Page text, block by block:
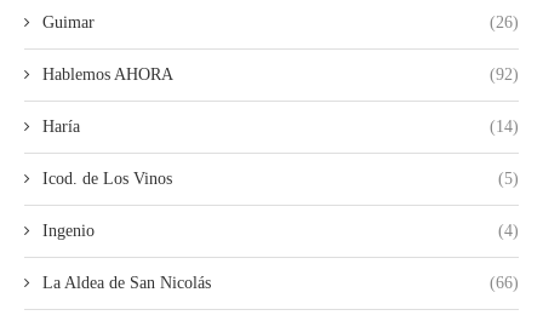
Guimar (26)
Hablemos AHORA (92)
Haría (14)
Icod. de Los Vinos (5)
Ingenio (4)
La Aldea de San Nicolás (66)